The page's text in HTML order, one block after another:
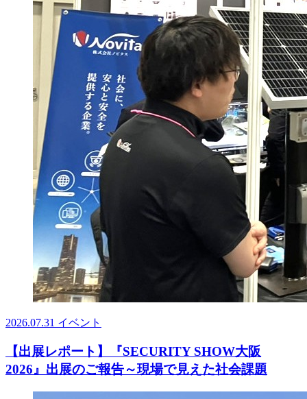
2026.07.31 イベント
【出展レポート】『SECURITY SHOW大阪
2026』出展のご報告～現場で見えた社会課題